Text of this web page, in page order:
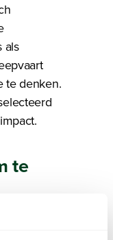
als
te denken.
te